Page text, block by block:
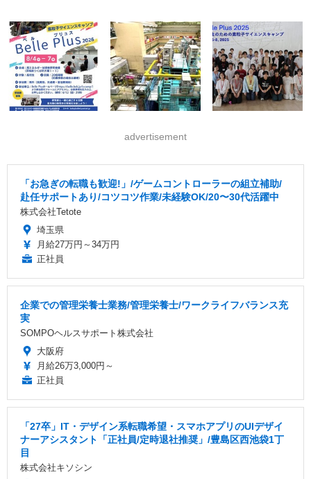
advertisement
「お急ぎの転職も歓迎!」/ゲームコントローラーの組立補助/
赴任サポートあり/コツコツ作業/未経験OK/20〜30代活躍中
株式会社Tetote
埼玉県
月給27万円～34万円
正社員
企業での管理栄養士業務/管理栄養士/ワークライフバランス充
実
SOMPOヘルスサポート株式会社
大阪府
月給26万3,000円～
正社員
「27卒」IT・デザイン系転職希望・スマホアプリのUIデザイ
ナーアシスタント「正社員/定時退社推奨」/豊島区西池袋1丁
目
株式会社キソシン